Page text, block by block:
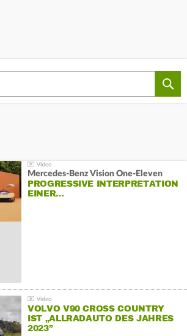
Mercedes-Benz Vision One-Eleven
PROGRESSIVE INTERPRETATION
EINER…
VOLVO V90 CROSS COUNTRY
IST „ALLRADAUTO DES JAHRES
2023”